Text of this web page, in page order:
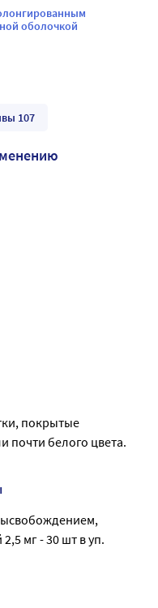
оболочкой
107
покрытые
почти белого цвета.
мг - 30 шт в уп.